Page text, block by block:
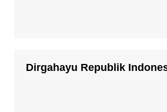
Dirgahayu Republik